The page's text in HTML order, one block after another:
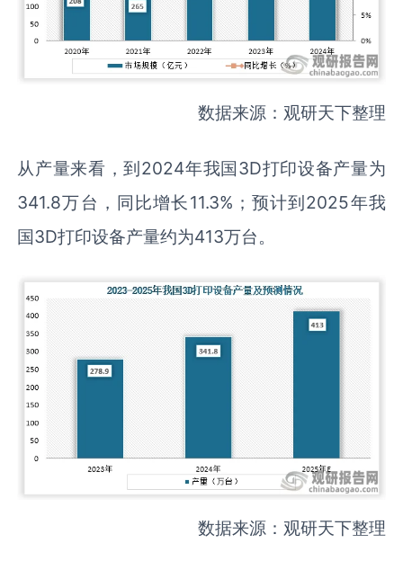
数据来源：观研天下整理
从产量来看，到2024年我国3D打印设备产量为
341.8万台，同比增长11.3%；预计到2025年我
国3D打印设备产量约为413万台。
数据来源：观研天下整理